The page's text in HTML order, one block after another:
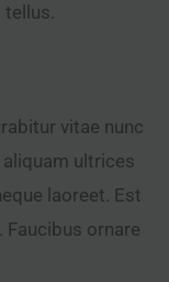
tellus.
vitae nunc
ultrices
laoreet. Est
ornare